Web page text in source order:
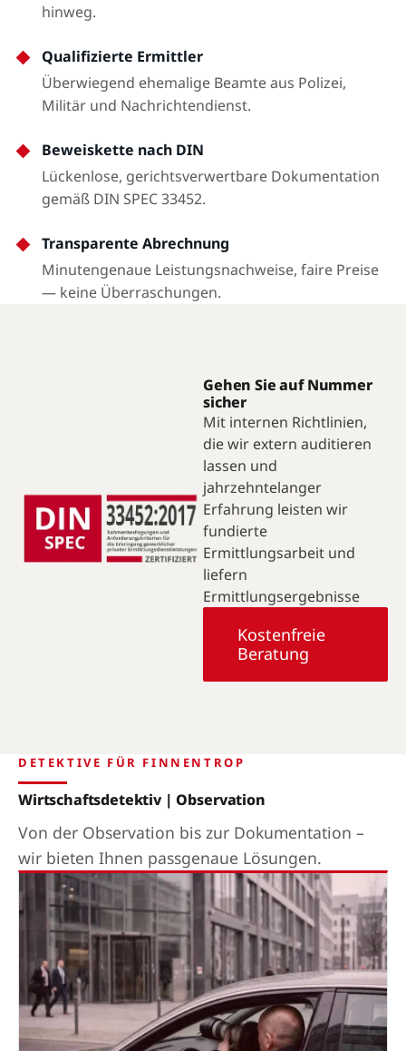
hinweg.
Qualifizierte Ermittler
Überwiegend ehemalige Beamte aus Polizei,
Militär und Nachrichtendienst.
Beweiskette nach DIN
Lückenlose, gerichtsverwertbare Dokumentation
gemäß DIN SPEC 33452.
Transparente Abrechnung
Minutengenaue Leistungsnachweise, faire Preise
— keine Überraschungen.
Gehen Sie auf Nummer
sicher
Mit internen Richtlinien,
die wir extern auditieren
lassen und
jahrzehntelanger
Erfahrung leisten wir
fundierte
Ermittlungsarbeit und
liefern
Ermittlungsergebnisse
Kostenfreie
Beratung
DETEKTIVE FÜR FINNENTROP
Wirtschaftsdetektiv | Observation
Von der Observation bis zur Dokumentation –
wir bieten Ihnen passgenaue Lösungen.